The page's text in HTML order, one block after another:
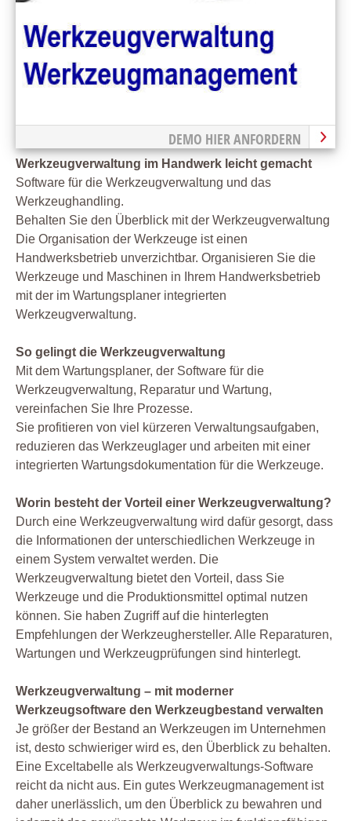
DEMO HIER ANFORDERN
Werkzeugverwaltung im Handwerk leicht gemacht
Software für die Werkzeugverwaltung und das
Werkzeughandling.
Behalten Sie den Überblick mit der Werkzeugverwaltung
Die Organisation der Werkzeuge ist einen
Handwerksbetrieb unverzichtbar. Organisieren Sie die
Werkzeuge und Maschinen in Ihrem Handwerksbetrieb
mit der im Wartungsplaner integrierten
Werkzeugverwaltung.
So gelingt die Werkzeugverwaltung
Mit dem Wartungsplaner, der Software für die
Werkzeugverwaltung, Reparatur und Wartung,
vereinfachen Sie Ihre Prozesse.
Sie profitieren von viel kürzeren Verwaltungsaufgaben,
reduzieren das Werkzeuglager und arbeiten mit einer
integrierten Wartungsdokumentation für die Werkzeuge.
Worin besteht der Vorteil einer Werkzeugverwaltung?
Durch eine Werkzeugverwaltung wird dafür gesorgt, dass
die Informationen der unterschiedlichen Werkzeuge in
einem System verwaltet werden. Die
Werkzeugverwaltung bietet den Vorteil, dass Sie
Werkzeuge und die Produktionsmittel optimal nutzen
können. Sie haben Zugriff auf die hinterlegten
Empfehlungen der Werkzeughersteller. Alle Reparaturen,
Wartungen und Werkzeugprüfungen sind hinterlegt.
Werkzeugverwaltung – mit moderner
Werkzeugsoftware den Werkzeugbestand verwalten
Je größer der Bestand an Werkzeugen im Unternehmen
ist, desto schwieriger wird es, den Überblick zu behalten.
Eine Exceltabelle als Werkzeugverwaltungs-Software
reicht da nicht aus. Ein gutes Werkzeugmanagement ist
daher unerlässlich, um den Überblick zu bewahren und